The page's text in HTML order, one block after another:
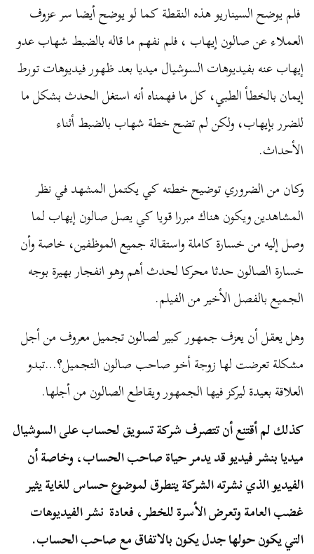
فلم يوضح السيناريو هذه النقطة كما لو يوضح أيضا سر عزوف
العملاء عن صالون إيهاب ، فلم نفهم ما قاله بالضبط شهاب عدو
إيهاب عنه بفيديوهات السوشيال ميديا بعد ظهور فيديوهات تورط
إيمان بالخطأ الطبي، كل ما فهمناه أنه استغل الحدث بشكل ما
للضرر بإيهاب، ولكن لم تضح خطة شهاب بالضبط أثناء
الأحداث.
وكان من الضروري توضيح خطته كي يكتمل المشهد في نظر
المشاهدين ويكون هناك مبررا قويا كي يصل صالون إيهاب لما
وصل إليه من خسارة كاملة واستقالة جميع الموظفين، خاصة وأن
خسارة الصالون حدثا محركا لحدث أهم وهو انفجار بهيرة بوجه
الجميع بالفصل الأخير من الفيلم.
وهل يعقل أن يعزف جمهور كبير لصالون تجميل معروف من أجل
مشكلة تعرضت لها زوجة أخو صاحب صالون التجميل؟…تبدو
العلاقة بعيدة ليركز فيها الجمهور ويقاطع الصالون من أجلها.
كذلك لم أقتنع أن تتصرف شركة تسويق لحساب على السوشيال
ميديا بنشر فيديو قد يدمر حياة صاحب الحساب، وخاصة أن
الفيديو الذي نشرته الشركة يتطرق لموضوع حساس للغاية يثير
غضب العامة وتعرض الأسرة للخطر، فعادة نشر الفيديوهات
التي يكون حولها جدل يكون بالاتفاق مع صاحب الحساب.